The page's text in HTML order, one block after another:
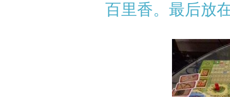
百里香。最后放